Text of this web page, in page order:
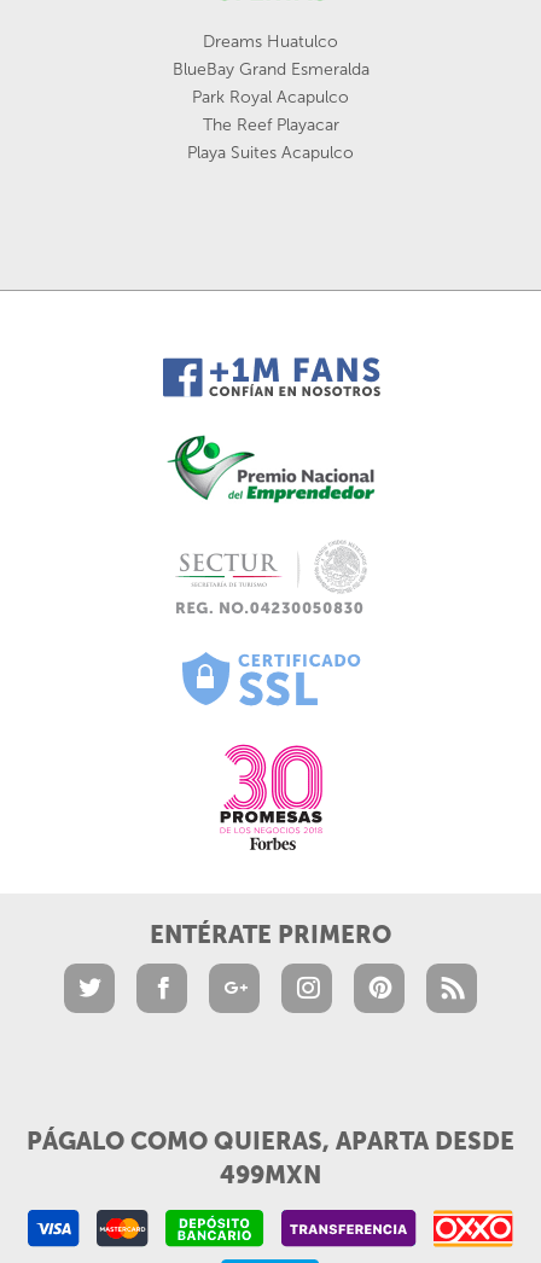
Dreams Huatulco
BlueBay Grand Esmeralda
Park Royal Acapulco
The Reef Playacar
Playa Suites Acapulco
ENTÉRATE PRIMERO
PÁGALO COMO QUIERAS, APARTA DESDE
499MXN